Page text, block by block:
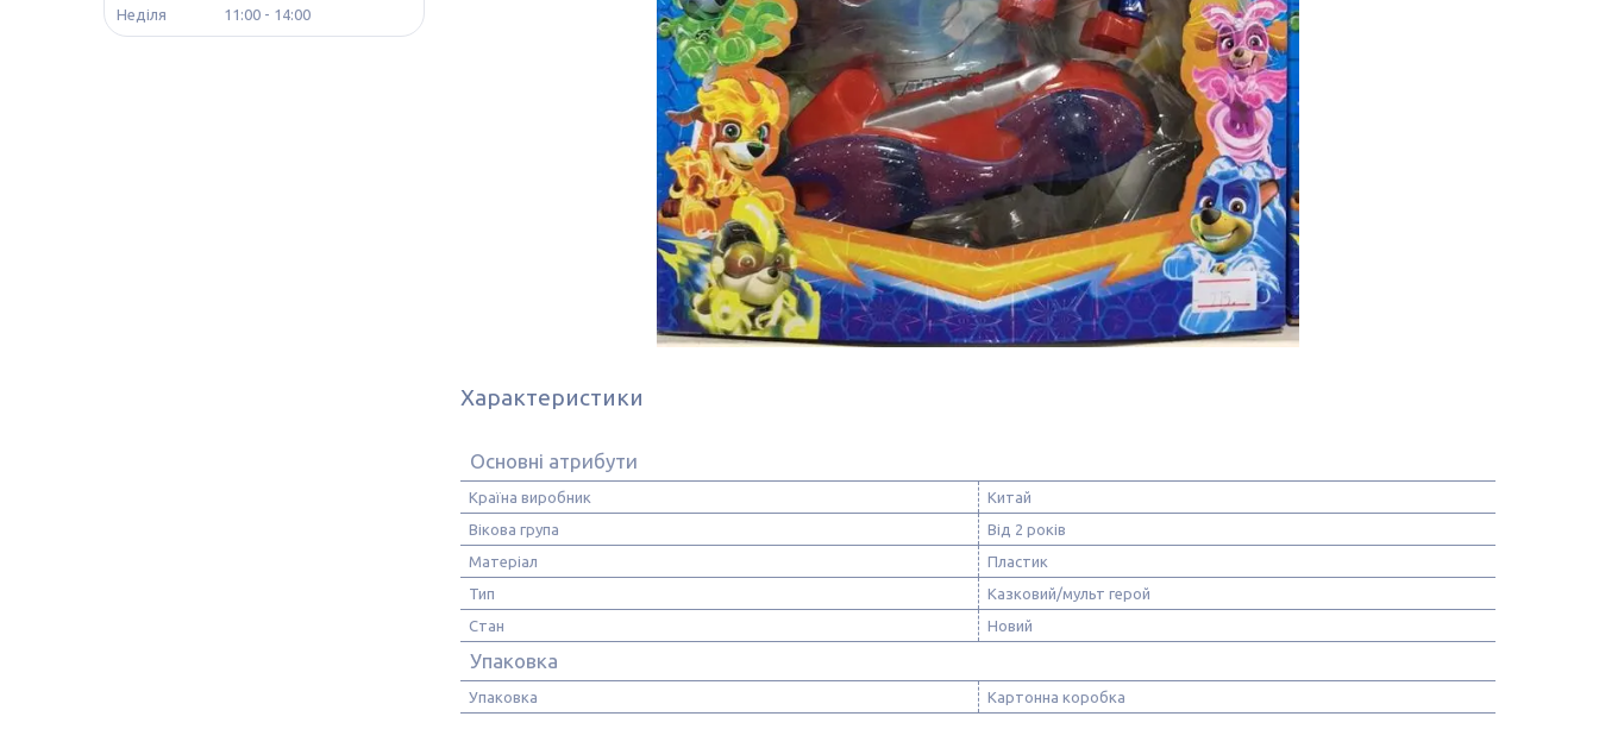
Характеристики
Основні атрибути
Країна виробник
Китай
Вікова група
Від 2 років
Матеріал
Пластик
Тип
Казковий/мульт герой
Стан
Новий
Упаковка
Упаковка Картонна коробка
Неділя
11:00 14:00